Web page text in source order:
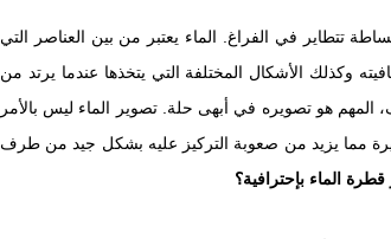
تتطاير في الفراغ. الماء يعتبر من بين العناصر التي
وكذلك الأشكال المختلفة التي يتخذها عندما يرتد من
هو تصويره في أبهى حلة. تصوير الماء ليس بالأمر
مما يزيد من صعوبة التركيز عليه بشكل جيد من طرف
الماء بإحترافية؟